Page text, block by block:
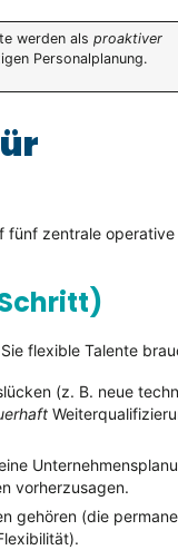
werden alsproaktiver
Personalplanung.
fünf zentrale operative
Sie flexible Talente
(z. B. neue
vorherzusagen.
gehören (die